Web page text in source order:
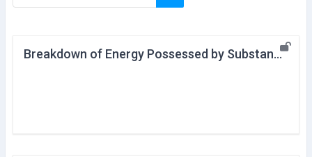
搜索课程
Breakdown of Energy Possessed by Substance (Index)